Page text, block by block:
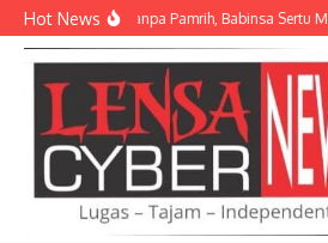
Lewati ke konten
Hot NewsIkhlas Tanpa Pamrih, Babinsa Sertu